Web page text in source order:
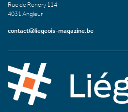
Rue de Renory 114
4031 Angleur
contact@liegeois-magazine.be